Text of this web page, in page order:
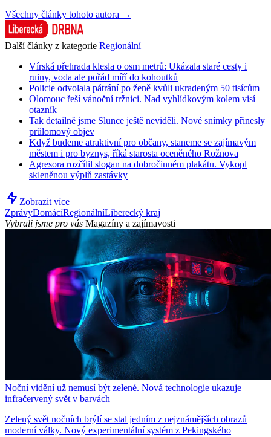
Všechny články tohoto autora →
Další články z kategorie Regionální
Vírská přehrada klesla o osm metrů: Ukázala staré cesty i
ruiny, voda ale pořád míří do kohoutků
Policie odvolala pátrání po ženě kvůli ukradeným 50 tisícům
Olomouc řeší vánoční tržnici. Nad vyhlídkovým kolem visí
otazník
Tak detailně jsme Slunce ještě neviděli. Nové snímky přinesly
průlomový objev
Když budeme atraktivní pro občany, staneme se zajímavým
městem i pro byznys, říká starosta oceněného Rožnova
Agresora rozčílil slogan na dobročinném plakátu. Vykopl
skleněnou výplň zastávky
Zobrazit více
ZprávyDomácíRegionálníLiberecký kraj
Vybrali jsme pro vás Magazíny a zajímavosti
Noční vidění už nemusí být zelené. Nová technologie ukazuje
infračervený svět v barvách
Zelený svět nočních brýlí se stal jedním z nejznámějších obrazů
moderní války. Nový experimentální systém z Pekingského